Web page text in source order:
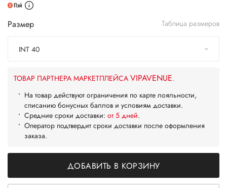
Размер Таблица размеров
INT 40
ТОВАР ПАРТНЕРА МАРКЕТПЛЕЙСА VIPAVENUE.
На товар действуют ограничения по карте лояльности,
списанию бонусных баллов и условиям доставки.
Средние сроки доставки: от 5 дней.
Оператор подтвердит сроки доставки после оформления
заказа.
ДОБАВИТЬ В КОРЗИНУ